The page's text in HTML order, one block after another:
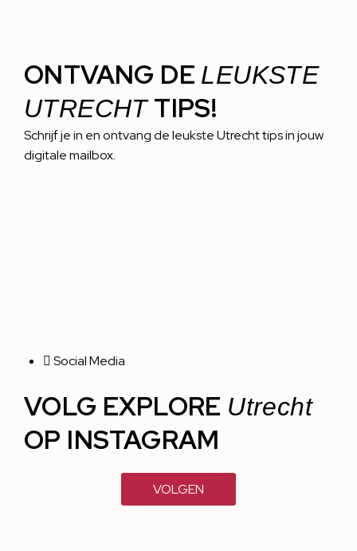
ONTVANG DE LEUKSTE
UTRECHTTIPS!
Schrijf je in en ontvang de leukste Utrecht tips in jouw
digitale mailbox.
Social Media
VOLG EXPLORE Utrecht
OP INSTAGRAM
VOLGEN